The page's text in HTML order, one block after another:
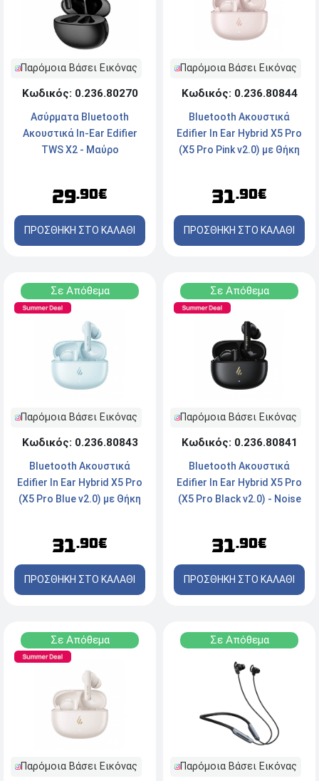
Παρόμοια Βάσει Εικόνας
Κωδικός: 0.236.80270
Ασύρματα Bluetooth
Ακουστικά In-Ear Edifier
TWS X2 - Μαύρο
29.90€
ΠΡΟΣΘΗΚΗ ΣΤΟ ΚΑΛΑΘΙ
Παρόμοια Βάσει Εικόνας
Κωδικός: 0.236.80844
Bluetooth Ακουστικά
Edifier In Ear Hybrid X5 Pro
(X5 Pro Pink v2.0) με Θήκη
31.90€
ΠΡΟΣΘΗΚΗ ΣΤΟ ΚΑΛΑΘΙ
Σε Απόθεμα
Παρόμοια Βάσει Εικόνας
Κωδικός: 0.236.80843
Bluetooth Ακουστικά
Edifier In Ear Hybrid X5 Pro
(X5 Pro Blue v2.0) με Θήκη
31.90€
ΠΡΟΣΘΗΚΗ ΣΤΟ ΚΑΛΑΘΙ
Σε Απόθεμα
Παρόμοια Βάσει Εικόνας
Κωδικός: 0.236.80841
Bluetooth Ακουστικά
Edifier In Ear Hybrid X5 Pro
(X5 Pro Black v2.0) - Noise
31.90€
ΠΡΟΣΘΗΚΗ ΣΤΟ ΚΑΛΑΘΙ
Σε Απόθεμα
Παρόμοια Βάσει Εικόνας
Σε Απόθεμα
Παρόμοια Βάσει Εικόνας